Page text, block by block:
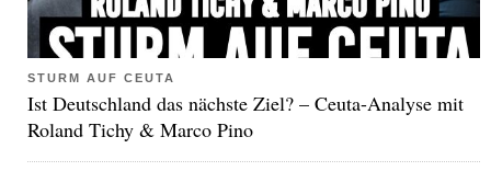
STURM AUF CEUTA
Ist Deutschland das nächste Ziel? – Ceuta-Analyse mit
Roland Tichy & Marco Pino